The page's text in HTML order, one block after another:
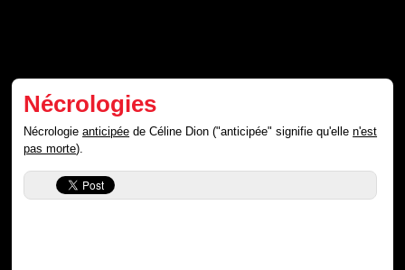
Nécrologies
Nécrologieanticipée de Céline Dion ("anticipée" signifie qu'ellen'est
pas morte).